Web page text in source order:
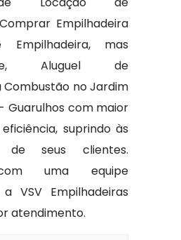
Empilhadeira
mas
Aluguel de
Combustão no Jardim
Guarulhos com maior
suprindo às
de seus clientes.
uma equipe
a VSV Empilhadeiras
atendimento.